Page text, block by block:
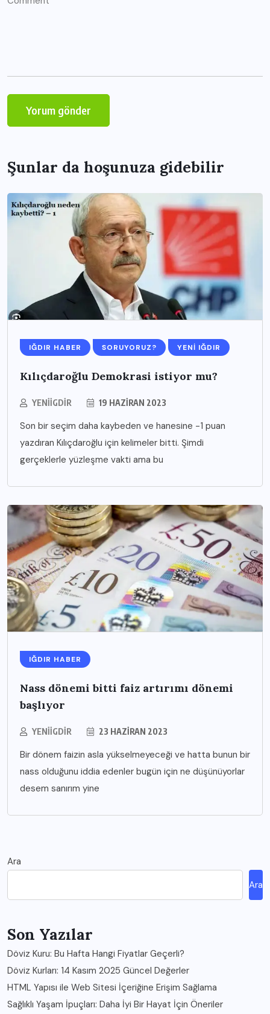
Şunlar da hoşunuza gidebilir
IĞDIR HABER SORUYORUZ? YENI IĞDIR
Kılıçdaroğlu Demokrasi istiyor mu?
YENIIGDIR 19 HAZIRAN 2023
Son bir seçim daha kaybeden ve hanesine -1 puan
yazdıran Kılıçdaroğlu için kelimeler bitti. Şimdi
gerçeklerle yüzleşme vakti ama bu
IĞDIR HABER
Nass dönemi bitti faiz artırımı dönemi
başlıyor
YENIIGDIR 23 HAZIRAN 2023
Bir dönem faizin asla yükselmeyeceği ve hatta bunun bir
nass olduğunu iddia edenler bugün için ne düşünüyorlar
desem sanırım yine
Ara
Ara
Son Yazılar
Döviz Kuru: Bu Hafta Hangi Fiyatlar Geçerli?
Döviz Kurları: 14 Kasım 2025 Güncel Değerler
HTML Yapısı ile Web Sitesi İçeriğine Erişim Sağlama
Sağlıklı Yaşam İpuçları: Daha İyi Bir Hayat İçin Öneriler